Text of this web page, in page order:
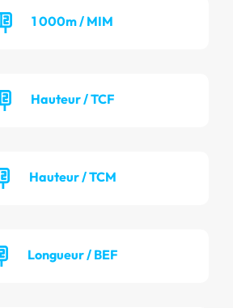
1 000m / MIM
Hauteur / TCF
Hauteur / TCM
Longueur / BEF